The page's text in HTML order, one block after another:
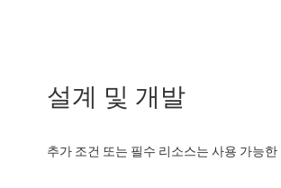
설계 및 개발
추가 조건 또는 필수 리소스는 사용 가능